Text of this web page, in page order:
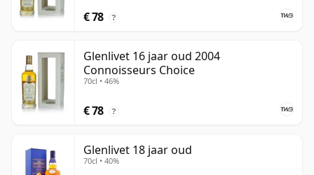
€ 78 ?
Glenlivet 16 jaar oud 2004
Connoisseurs Choice
70cl • 46%
€ 78 ?
Glenlivet 18 jaar oud
70cl • 40%